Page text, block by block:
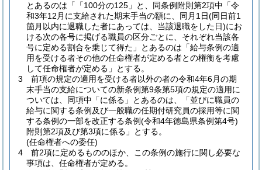
とあるのは「「100分の125」と、同条例附則第2項中「令
和3年12月に支給された期末手当の額に、同月1日(同日前1
箇月以内に退職した者にあっては、当該退職をした日)にお
ける次の各号に掲げる職員の区分ごとに、それぞれ当該各
号に定める割合を乗じて得た」とあるのは「給与条例の適
用を受ける者その他の任命権者が定める者との権衡を考慮
して任命権者が定める」とする。
3
前項の規定の適用を受ける者以外の者の令和4年6月の期
末手当の支給についての新条例第9条第5項の規定の適用に
ついては、同項中「に係る」とあるのは、「並びに職員の
給与に関する条例及び一般職の任期付研究員の採用等に関
する条例の一部を改正する条例(令和4年徳島県条例第4号)
附則第2項及び第3項に係る」とする。
(任命権者への委任)
4
前2項に定めるもののほか、この条例の施行に関し必要な
事項は、任命権者が定める。